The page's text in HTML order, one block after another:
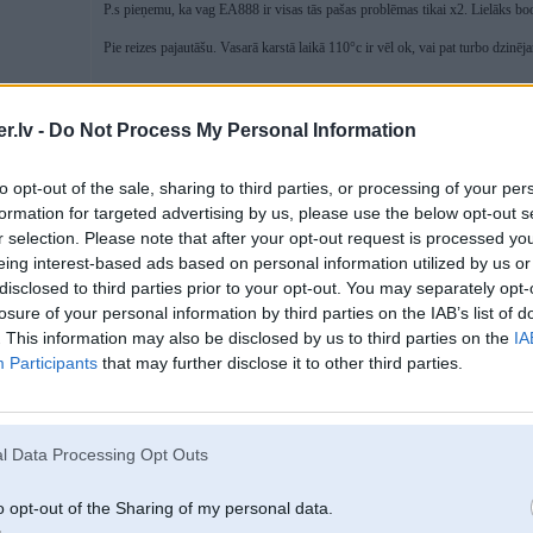
- Do Not Process My Personal Information
opt-out of the sale, sharing to third parties, or processing of your
for targeted advertising by us, please use the below opt-out
selection. Please note that after your opt-out request is processed
interest-based ads based on personal information utilized by us
to third parties prior to your opt-out. You may separately
of your personal information by third parties on the IAB’s list of
This information may also be disclosed by us to third parties on the
Participants that may further disclose it to other third parties.
Data Processing Opt Outs
opt-out of the Sharing of my personal data.
P.s pieņemu, ka vag EA888 ir visas tās pašas problēmas tikai x2. Lielāks
Pie reizes pajautāšu. Vasarā karstā laikā 110°c ir vēl ok, vai pat turbo
27. Nov 2025, 10:59
& Cayman &
27 Nov 2025, 10:46:40
Vienmēr licies, ka LSPI ir slikts braucējs + manuālā kārba. Kad no 1000
Nesadegusī degviela tiek saspiesta un aizdegas pirms dzirksteles.
Gadījumā PCV vārsts nesūta uz ieplūdi mēslus, kur ir nedaudz eļļa un
G30 540ix pilsētas satiksmē automāts arī bieži tura 1000-1100rpm un pie
nav liela. 11,2 kompresija un twin-scroll turbo max griezi pēc specenes